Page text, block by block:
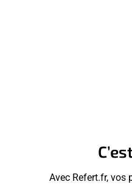
Avec Refert.fr, vos